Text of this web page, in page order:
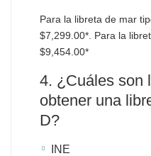
Para la libreta de mar
$7,299.00*. Para la
$9,454.00*
4. ¿Cuáles son
obtener una
D?
INE